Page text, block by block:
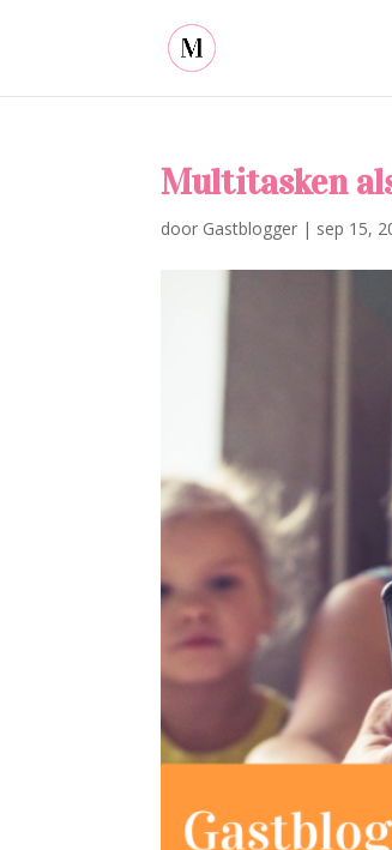
Multitasken
door Gastblogger | sep 15,